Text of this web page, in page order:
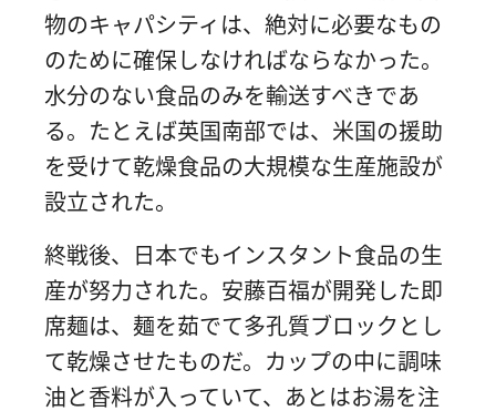
物のキャパシティは、絶対に必要なもの
のために確保しなければならなかった。
水分のない食品のみを輸送すべきであ
る。たとえば英国南部では、米国の援助
を受けて乾燥食品の大規模な生産施設が
設立された。
終戦後、日本でもインスタント食品の生
産が努力された。安藤百福が開発した即
席麺は、麺を茹でて多孔質ブロックとし
て乾燥させたものだ。カップの中に調味
油と香料が入っていて、あとはお湯を注